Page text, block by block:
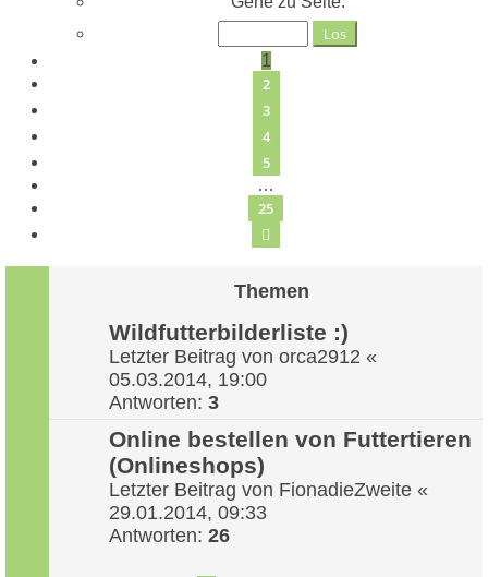
1
2
3
4
5
…
25
Themen
Wildfutterbilderliste :)
Letzter Beitrag von orca2912 «
05.03.2014, 19:00
Antworten: 3
Online bestellen von Futtertieren
(Onlineshops)
Letzter Beitrag von FionadieZweite «
29.01.2014, 09:33
Antworten: 26